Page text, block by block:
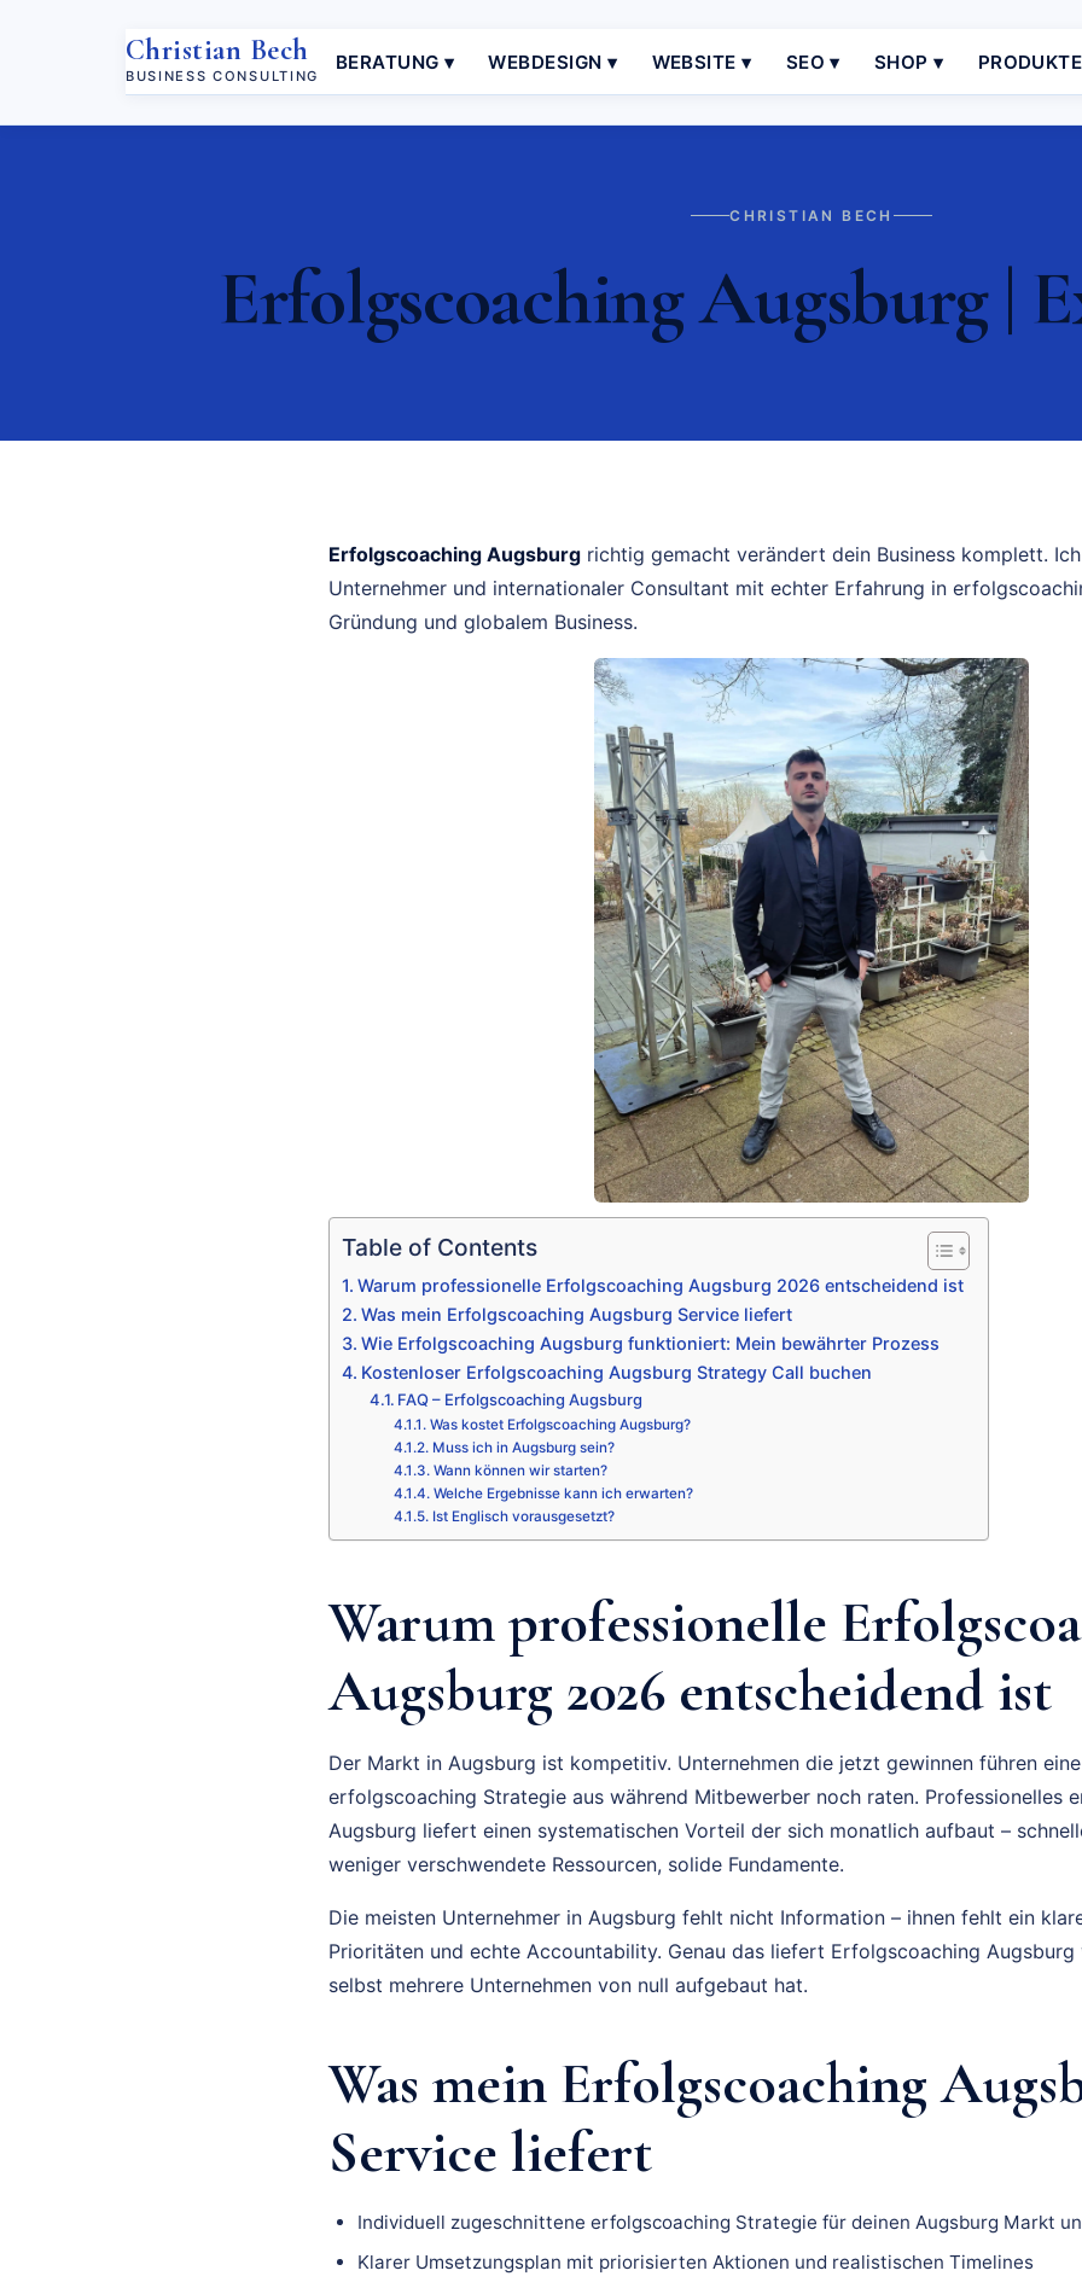
Christian Bech
BUSINESS CONSULTING
BERATUNG ▾ WEBDESIGN ▾ WEBSITE ▾ SEO ▾ SHOP ▾ PRODUKTE
CHRISTIAN BECH
Erfolgscoaching Augsburg |
Erfolgscoaching Augsburg richtig gemacht verändert dein Business komplett.
Unternehmer und internationaler Consultant mit echter Erfahrung in
Gründung und globalem Business.
Table of Contents
Warum professionelle Erfolgscoaching Augsburg 2026 entscheidend ist
Was mein Erfolgscoaching Augsburg Service liefert
Wie Erfolgscoaching Augsburg funktioniert: Mein bewährter Prozess
Kostenloser Erfolgscoaching Augsburg Strategy Call buchen
FAQ – Erfolgscoaching Augsburg
Was kostet Erfolgscoaching Augsburg?
Muss ich in Augsburg sein?
Wann können wir starten?
Welche Ergebnisse kann ich erwarten?
Ist Englisch vorausgesetzt?
Warum professionelle
Augsburg 2026 entscheidend ist
Der Markt in Augsburg ist kompetitiv. Unternehmen die jetzt gewinnen führen
erfolgscoaching Strategie aus während Mitbewerber noch raten. Professionelles
Augsburg liefert einen systematischen Vorteil der sich monatlich aufbaut –
weniger verschwendete Ressourcen, solide Fundamente.
Die meisten Unternehmer in Augsburg fehlt nicht Information – ihnen fehlt ein
Prioritäten und echte Accountability. Genau das liefert Erfolgscoaching Augsburg
selbst mehrere Unternehmen von null aufgebaut hat.
Was mein Erfolgscoaching
Service liefert
Individuell zugeschnittene erfolgscoaching Strategie für deinen Augsburg Markt
Klarer Umsetzungsplan mit priorisierten Aktionen und realistischen Timelines